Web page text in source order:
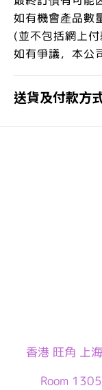
如有機會產品數
(並不包括網上
如有爭議，本公
送貨及付款方
香港 旺角 上
Room